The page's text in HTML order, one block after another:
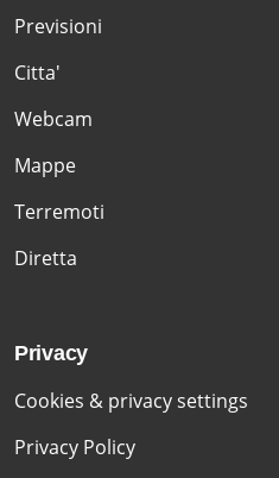
Previsioni
Citta'
Webcam
Mappe
Terremoti
Diretta
Privacy
Cookies & privacy settings
Privacy Policy